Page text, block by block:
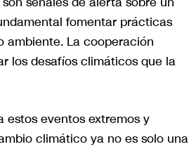
fomentar prácticas
ambiente. La cooperación
los desafíos climáticos que la
estos eventos extremos y
climático ya no es solo una